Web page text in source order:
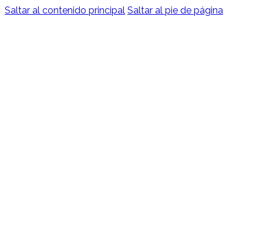
Saltar al contenido principal Saltar al pie de página